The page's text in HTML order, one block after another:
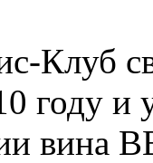
Клуб
году и
вина